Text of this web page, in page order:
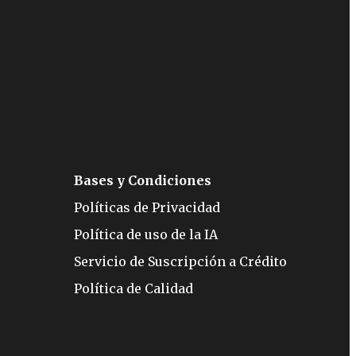
Bases y Condiciones
Políticas de Privacidad
Política de uso de la IA
Servicio de Suscripción a Crédito
Política de Calidad